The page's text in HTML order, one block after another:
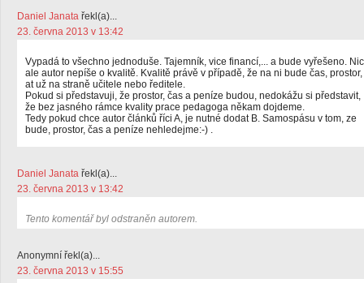
Daniel Janata řekl(a)...
23. června 2013 v 13:42
Vypadá to všechno jednoduše. Tajemník, vice financí,... a bude vyřešeno. Nic
ale autor nepíše o kvalitě. Kvalitě právě v případě, že na ni bude čas, prostor,
at už na straně učitele nebo ředitele.
Pokud si představuji, že prostor, čas a peníze budou, nedokážu si představit,
že bez jasného rámce kvality prace pedagoga někam dojdeme.
Tedy pokud chce autor článků říci A, je nutné dodat B. Samospásu v tom, ze
bude, prostor, čas a peníze nehledejme:-) .
Daniel Janata řekl(a)...
23. června 2013 v 13:42
Tento komentář byl odstraněn autorem.
Anonymní řekl(a)...
23. června 2013 v 15:55